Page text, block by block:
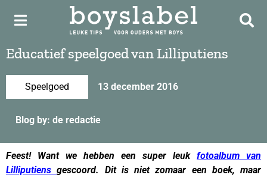
Educatief speelgoed van Lilliputiens
Speelgoed 13 december 2016
Blog by: de redactie
Feest! Want we hebben een super leuk fotoalbum van
Lilliputiens gescoord. Dit is niet zomaar een boek, maar